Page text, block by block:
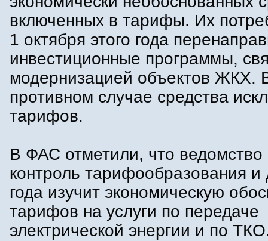
включенных в тарифы. Их
1 октября этого года
инвестиционные программы,
модернизацией объектов ЖКХ.
противном случае средства
тарифов.
В ФАС отметили, что ведомство
контроль тарифообразования и
года изучит экономическую
тарифов на услуги по передаче
электрической энергии и по